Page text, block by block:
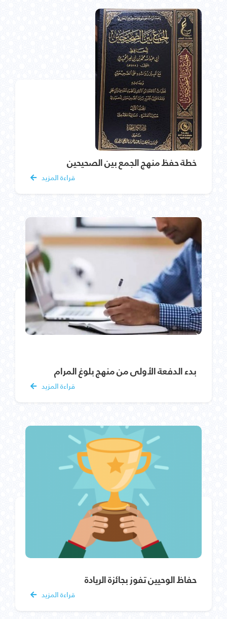
خطة حفظ منهج الجمع بين الصحيحين
قراءة المزيد
بدء الدفعة الأولى من منهج بلوغ المرام
قراءة المزيد
حفاظ الوحيين تفوز بجائزة الريادة
قراءة المزيد